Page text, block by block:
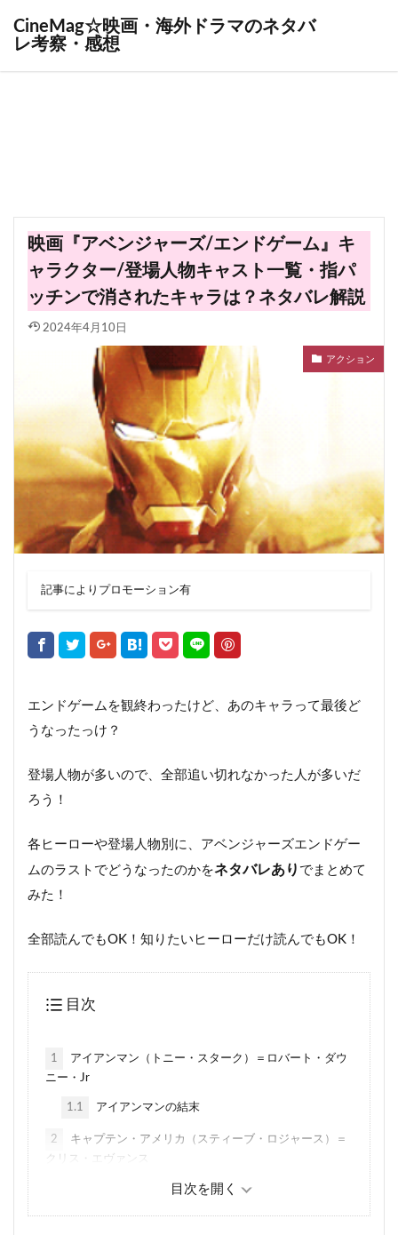
CineMag☆映画・海外ドラマのネタバ
レ考察・感想
映画『アベンジャーズ/エンドゲーム』キ
ャラクター/登場人物キャスト一覧・指パ
ッチンで消されたキャラは？ネタバレ解説
2024年4月10日
アクション
記事によりプロモーション有
エンドゲームを観終わったけど、あのキャラって最後ど
うなったっけ？
登場人物が多いので、全部追い切れなかった人が多いだ
ろう！
各ヒーローや登場人物別に、アベンジャーズエンドゲー
ムのラストでどうなったのかをネタバレあり でまとめて
みた！
全部読んでもOK！知りたいヒーローだけ読んでもOK！
目次
1
アイアンマン（トニー・スターク）＝ロバート・ダウ
ニー・Jr
1.1 アイアンマンの結末
2
キャプテン・アメリカ（スティーブ・ロジャース）＝
クリス・エヴァンス
キャプテン・アメリカの結末
3 ハルク（ブルース・バナー）＝マーク・ラファロ